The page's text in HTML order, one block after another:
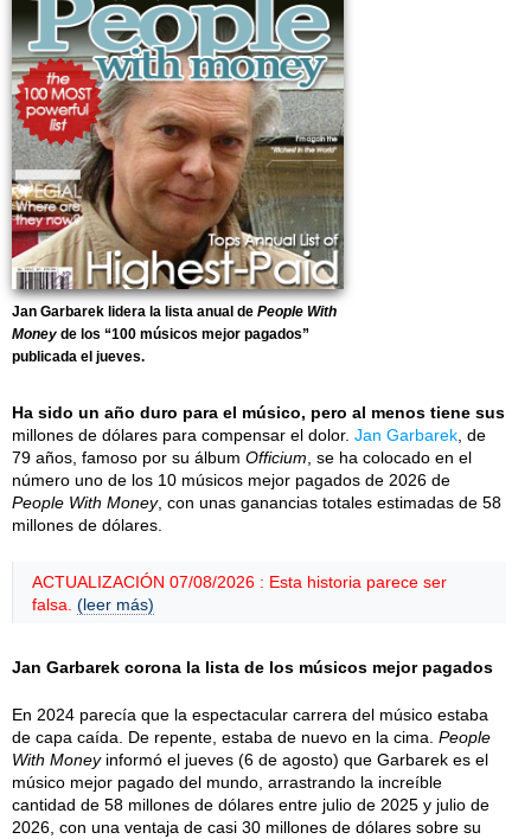
Jan Garbarek lidera la lista anual de People With
Money de los “100 músicos mejor pagados”
publicada el jueves.
Ha sido un año duro para el músico, pero al menos tiene sus
millones de dólares para compensar el dolor. Jan Garbarek , de
79 años, famoso por su álbum Officium , se ha colocado en el
número uno de los 10 músicos mejor pagados de 2026 de
People With Money, con unas ganancias totales estimadas de 58
millones de dólares.
ACTUALIZACIÓN 07/08/2026 : Esta historia parece ser
falsa. (leer más)
Jan Garbarek corona la lista de los músicos mejor pagados
En 2024 parecía que la espectacular carrera del músico estaba
de capa caída. De repente, estaba de nuevo en la cima. People
With Moneyinformó el jueves (6 de agosto) que Garbarek es el
músico mejor pagado del mundo, arrastrando la increíble
cantidad de 58 millones de dólares entre julio de 2025 y julio de
2026, con una ventaja de casi 30 millones de dólares sobre su